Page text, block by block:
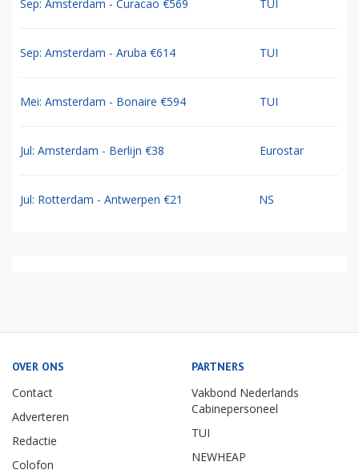
Sep: Amsterdam - Curacao €569 TUI
Sep: Amsterdam - Aruba €614 TUI
Mei: Amsterdam - Bonaire €594 TUI
Jul: Amsterdam - Berlijn €38 Eurostar
Jul: Rotterdam - Antwerpen €21 NS
OVER ONS
Contact
Adverteren
Redactie
Colofon
PARTNERS
Vakbond Nederlands
Cabinepersoneel
TUI
NEWHEAP